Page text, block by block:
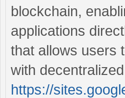
blockchain,
applications
that allows users
with
https://